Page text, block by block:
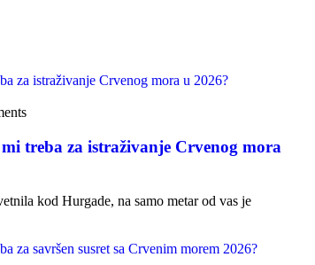
treba za istraživanje Crvenog mora
kod Hurgade, na samo metar od vas je